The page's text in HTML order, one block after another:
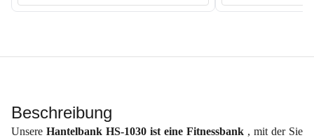
Beschreibung
Unsere Hantelbank HS-1030 ist eine Fitnessbank , mit der Sie